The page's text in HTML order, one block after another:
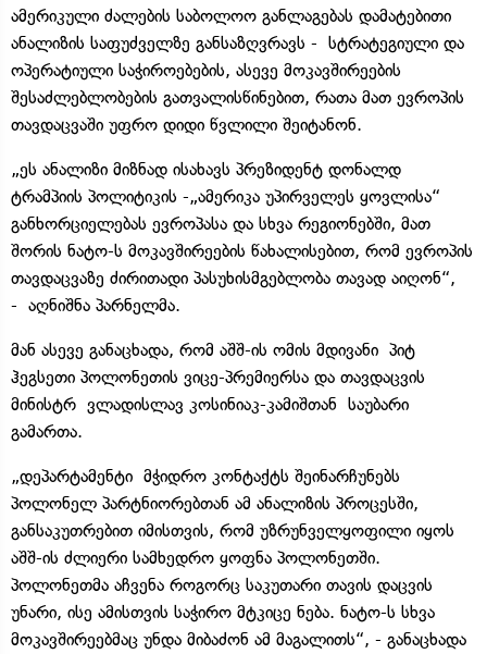
ამერიკული ძალების საბოლოო განლაგებას დამატებითი
ანალიზის საფუძველზე განსაზღვრავს - სტრატეგიული და
ოპერატიული საჭიროებების, ასევე მოკავშირეების
შესაძლებლობების გათვალისწინებით, რათა მათ ევროპის
თავდაცვაში უფრო დიდი წვლილი შეიტანონ.
„ეს ანალიზი მიზნად ისახავს პრეზიდენტ დონალდ
ტრამპიის პოლიტიკის -„ამერიკა უპირველეს ყოვლისა“
განხორციელებას ევროპასა და სხვა რეგიონებში, მათ
შორის ნატო-ს მოკავშირეების წახალისებით, რომ ევროპის
თავდაცვაზე ძირითადი პასუხისმგებლობა თავად აიღონ“,
- აღნიშნა პარნელმა.
მან ასევე განაცხადა, რომ აშშ-ის ომის მდივანი პიტ
ჰეგსეთი პოლონეთის ვიცე-პრემიერსა და თავდაცვის
მინისტრ ვლადისლავ კოსინიაკ-კამიშთან საუბარი
გამართა.
„დეპარტამენტი მჭიდრო კონტაქტს შეინარჩუნებს
პოლონელ პარტნიორებთან ამ ანალიზის პროცესში,
განსაკუთრებით იმისთვის, რომ უზრუნველყოფილი იყოს
აშშ-ის ძლიერი სამხედრო ყოფნა პოლონეთში.
პოლონეთმა აჩვენა როგორც საკუთარი თავის დაცვის
უნარი, ისე ამისთვის საჭირო მტკიცე ნება. ნატო-ს სხვა
მოკავშირეებმაც უნდა მიბაძონ ამ მაგალითს“, - განაცხადა